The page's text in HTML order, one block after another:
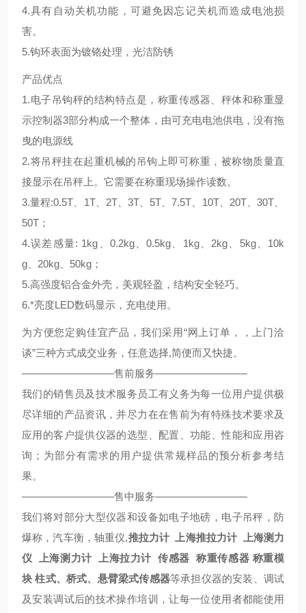
4.具有自动关机功能，可避免因忘记关机而造成电池损
害。
5.钩环表面为镀铬处理，光洁防锈
产品优点
1.电子吊钩秤的结构特点是，称重传感器、秤体和称重显
示控制器3部分构成一个整体，由可充电电池供电，没有拖
曳的电源线
2.将吊秤挂在起重机械的吊钩上即可称重，被称物质量直
接显示在吊秤上。它需要在称重现场操作读数。
3.量程:0.5T、1T、2T、3T、5T、7.5T、10T、20T、30T、
50T；
4.误差感量: 1kg、0.2kg、0.5kg、1kg、2kg、5kg、10k
g、20kg、50kg；
5.高强度铝合金外壳，美观轻盈，结构安全轻巧。
6.*亮度LED数码显示，充电使用。
为方便您定购佳宜产品，我们采用“网上订单，，上门洽
谈”三种方式成交业务，任意选择,简便而又快捷。
—————————售前服务—————————
我们的销售员及技术服务员工有义务为每一位用户提供极
尽详细的产品资讯，并尽力在在售前为有特殊技术要求及
应用的客户提供仪器的选型、配置、功能、性能和应用咨
询；为部分有需求的用户提供常规样品的预分析参考结
果。
—————————售中服务—————————
我们将对部分大型仪器和设备如电子地磅，电子吊秤，防
爆称，汽车衡，轴重仪,推拉力计 上海推拉力计
上海测力
仪
上海测力计 上海拉力计 传感器 称重传感器 称重模
块 柱式、桥式、悬臂梁式传感器等承担仪器的安装、调试
及安装调试后的技术操作培训，让每一位使用者都能使用